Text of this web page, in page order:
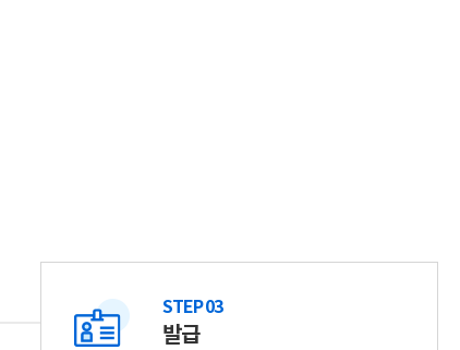
STEP 03
발급